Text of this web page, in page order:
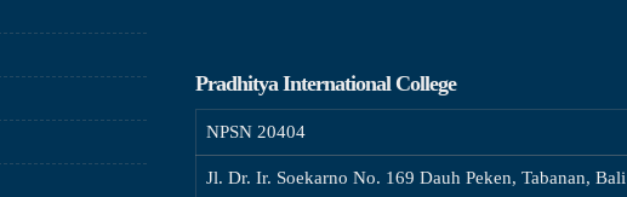
Pradhitya International College
NPSN 20404
Jl. Dr. Ir. Soekarno No. 169 Dauh Peken, Tabanan, Bali